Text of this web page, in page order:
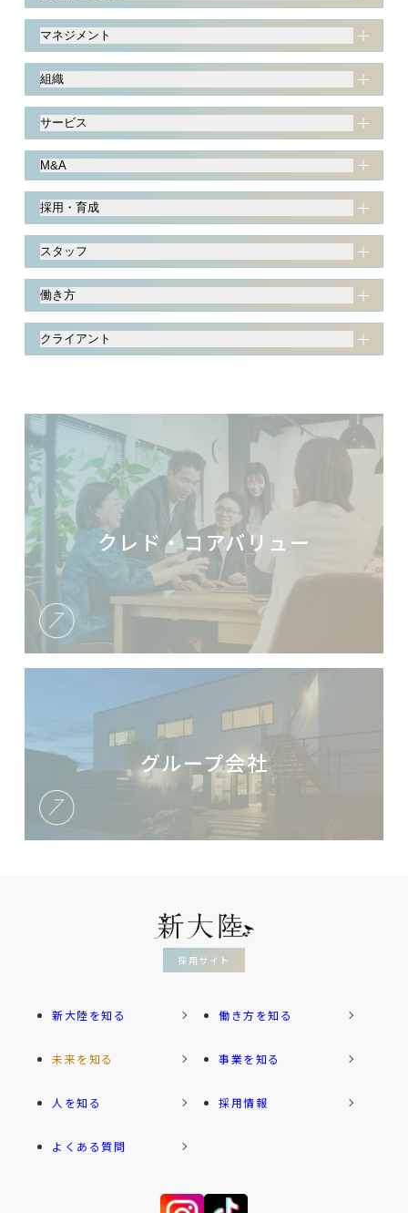
マネジメント
組織
サービス
M&A
採用・育成
スタッフ
働き方
クライアント
クレド・コアバリュー
グループ会社
採用サイト
新大陸を知る 働き方を知る
未来を知る 事業を知る
人を知る 採用情報
よくある質問